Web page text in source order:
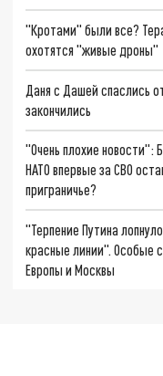
"Кротами" были все?
охотятся "живые дроны"
Даня с Дашей спаслись
закончились
"Очень плохие новости":
НАТО впервые за СВО
приграничье?
"Терпение Путина
красные линии". Особые
Европы и Москвы